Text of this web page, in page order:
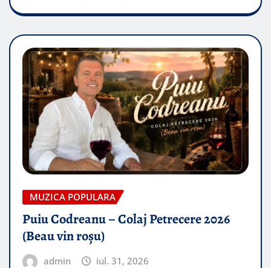
MUZICA POPULARA
Puiu Codreanu – Colaj Petrecere 2026
(Beau vin roșu)
admin iul. 31, 2026